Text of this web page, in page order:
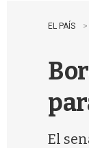
EL PAÍS
El